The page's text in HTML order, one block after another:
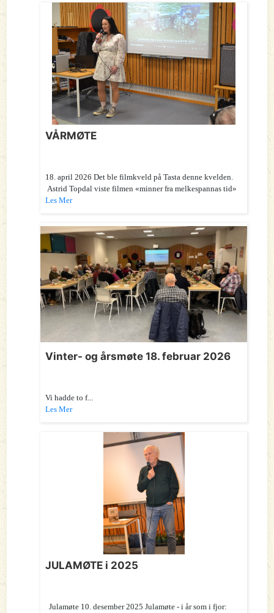
VÅRMØTE
18. april 2026 Det ble filmkveld på Tasta denne kvelden.
Astrid Topdal viste filmen «minner fra melkespannas tid»
Les Mer
Vinter- og årsmøte 18. februar 2026
Vi hadde to f...
Les Mer
JULAMØTE i 2025
Julamøte 10. desember 2025 Julamøte - i år som i fjor: